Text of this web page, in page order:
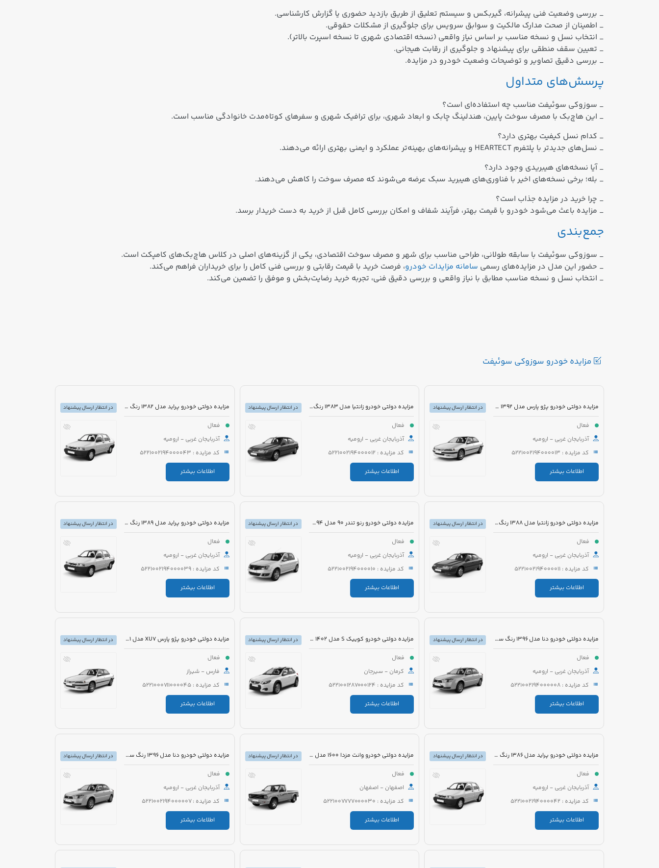
_ بررسی وضعیت فنی پیشرانه، گیربکس و سیستم تعلیق از طریق بازدید حضوری یا گزارش کارشناسی.
_ اطمینان از صحت مدارک مالکیت و سوابق سرویس برای جلوگیری از مشکلات حقوقی.
_ انتخاب نسل و نسخه مناسب بر اساس نیاز واقعی (نسخه اقتصادی شهری تا نسخه اسپرت بالاتر).
_ تعیین سقف منطقی برای پیشنهاد و جلوگیری از رقابت هیجانی.
_ بررسی دقیق تصاویر و توضیحات وضعیت خودرو در مزایده.
پرسش‌های متداول
_ سوزوکی سوئیفت مناسب چه استفاده‌ای است؟
_ این هاچ‌بک با مصرف سوخت پایین، هندلینگ چابک و ابعاد شهری، برای ترافیک شهری و سفرهای کوتاه‌مدت خانوادگی مناسب است.
_ کدام نسل کیفیت بهتری دارد؟
_ نسل‌های جدیدتر با پلتفرم HEARTECT و پیشرانه‌های بهینه‌تر عملکرد و ایمنی بهتری ارائه می‌دهند.
_ آیا نسخه‌های هیبریدی وجود دارد؟
_ بله؛ برخی نسخه‌های اخیر با فناوری‌های هیبرید سبک عرضه می‌شوند که مصرف سوخت را کاهش می‌دهند.
_ چرا خرید در مزایده جذاب است؟
_ مزایده‌ باعث می‌شود خودرو با قیمت بهتر، فرآیند شفاف و امکان بررسی کامل قبل از خرید به دست خریدار برسد.
جمع‌بندی
_ سوزوکی سوئیفت با سابقه طولانی، طراحی مناسب برای شهر و مصرف سوخت اقتصادی، یکی از گزینه‌های اصلی در کلاس هاچ‌بک‌های کامپکت است.
_ حضور این مدل در مزایده‌های رسمی سامانه مزایدات خودرو، فرصت خرید با قیمت رقابتی و بررسی فنی کامل را برای خریداران فراهم می‌کند.
_ انتخاب نسل و نسخه مناسب مطابق با نیاز واقعی و بررسی دقیق فنی، تجربه خرید رضایت‌بخش و موفق را تضمین می‌کند.
مزایده خودرو سوزوکی سوئیفت
مزایده دولتی خودرو پژو پارس مدل 1392 رنگ سفید
فعال
آذربایجان غربی - ارومیه
کد مزایده : 5221002194000013
اطلاعات بیشتر
در انتظار ارسال پیشنهاد
مزایده دولتی خودرو زانتیا مدل 1383 رنگ خاکستری
فعال
آذربایجان غربی - ارومیه
کد مزایده : 5221002194000012
اطلاعات بیشتر
در انتظار ارسال پیشنهاد
مزایده دولتی خودرو پراید مدل 1382 رنگ یشمی
فعال
آذربایجان غربی - ارومیه
کد مزایده : 5221002194000043
اطلاعات بیشتر
در انتظار ارسال پیشنهاد
مزایده دولتی خودرو زانتیا مدل 1388 رنگ سفید
فعال
آذربایجان غربی - ارومیه
کد مزایده : 5221002194000011
اطلاعات بیشتر
در انتظار ارسال پیشنهاد
مزایده دولتی خودرو رنو تندر 90 مدل 1394 رنگ سفید
فعال
آذربایجان غربی - ارومیه
کد مزایده : 5221002194000010
اطلاعات بیشتر
در انتظار ارسال پیشنهاد
مزایده دولتی خودرو پراید مدل 1389 رنگ سفید
فعال
آذربایجان غربی - ارومیه
کد مزایده : 5221002194000039
اطلاعات بیشتر
در انتظار ارسال پیشنهاد
مزایده دولتی خودرو دنا مدل 1396 رنگ سفید
فعال
آذربایجان غربی - ارومیه
کد مزایده : 5221002194000008
اطلاعات بیشتر
در انتظار ارسال پیشنهاد
مزایده دولتی خودرو کوییک S مدل 1402 رنگ سفید
فعال
کرمان - سیرجان
کد مزایده : 5221001287000124
اطلاعات بیشتر
در انتظار ارسال پیشنهاد
مزایده دولتی خودرو پژو پارس XU7 مدل 1401 رنگ مشکی
فعال
فارس - شیراز
کد مزایده : 5221000711000045
اطلاعات بیشتر
در انتظار ارسال پیشنهاد
مزایده دولتی خودرو پراید مدل 1386 رنگ نقره ای
فعال
آذربایجان غربی - ارومیه
کد مزایده : 5221002194000042
اطلاعات بیشتر
در انتظار ارسال پیشنهاد
مزایده دولتی خودرو وانت مزدا 1600 مدل 1376
فعال
اصفهان - اصفهان
کد مزایده : 5221007777000030
اطلاعات بیشتر
در انتظار ارسال پیشنهاد
مزایده دولتی خودرو دنا مدل 1396 رنگ سفید
فعال
آذربایجان غربی - ارومیه
کد مزایده : 5221002194000007
اطلاعات بیشتر
در انتظار ارسال پیشنهاد